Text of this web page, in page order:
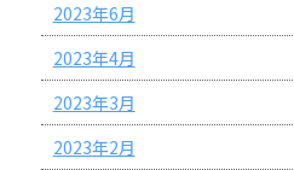
2023年6月
2023年4月
2023年3月
2023年2月